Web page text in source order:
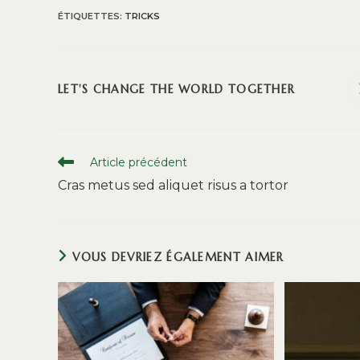
ÉTIQUETTES: TRICKS
LET'S CHANGE THE WORLD TOGETHER
Read
articles
Article précédent
Cras metus sed aliquet risus a tortor
VOUS DEVRIEZ ÉGALEMENT AIMER